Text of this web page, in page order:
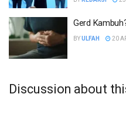
Gerd
BYULFAH 20
Discussion about